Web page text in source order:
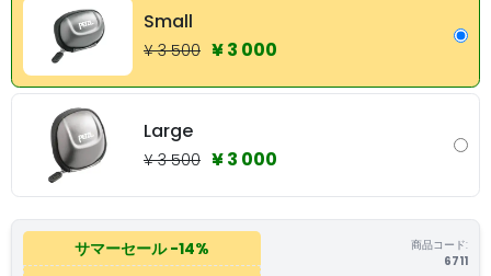
Small
¥ 3 500 ¥ 3 000
Large
¥ 3 500 ¥ 3 000
サマーセール-14%
商品コード:
6711